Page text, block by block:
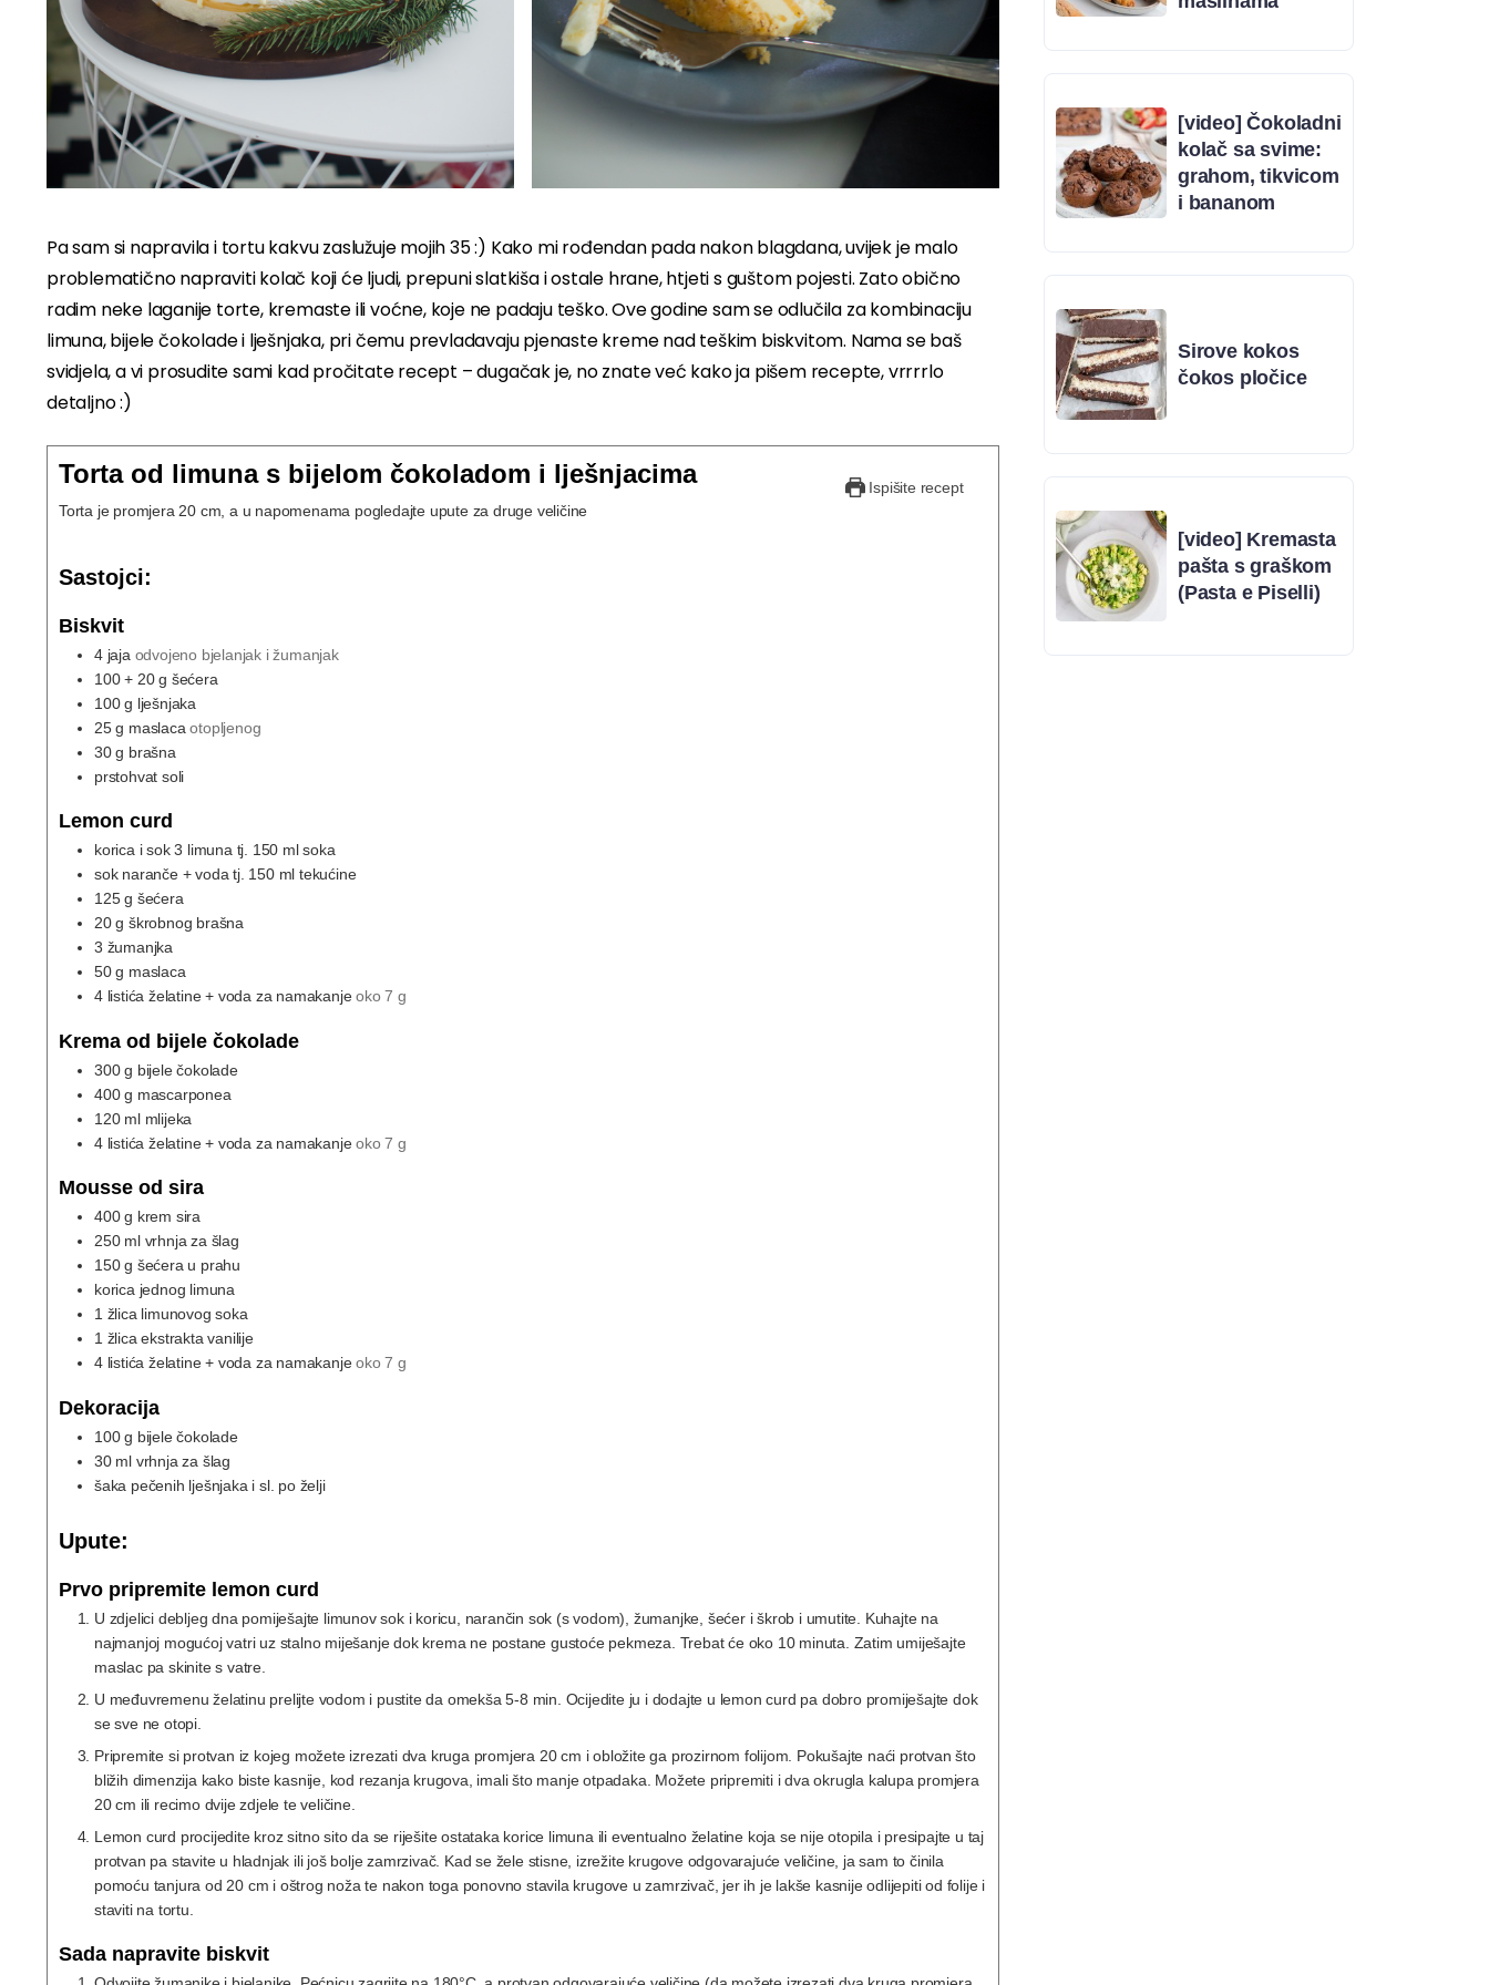
Pa sam si napravila i tortu kakvu zaslužuje mojih 35 :) Kako mi rođendan pada nakon blagdana, uvijek je malo
problematično napraviti kolač koji će ljudi, prepuni slatkiša i ostale hrane, htjeti s guštom pojesti. Zato obično
radim neke laganije torte, kremaste ili voćne, koje ne padaju teško. Ove godine sam se odlučila za kombinaciju
limuna, bijele čokolade i lješnjaka, pri čemu prevladavaju pjenaste kreme nad teškim biskvitom. Nama se baš
svidjela, a vi prosudite sami kad pročitate recept – dugačak je, no znate već kako ja pišem recepte, vrrrrlo
detaljno :)
Ispišite recept
Torta od limuna s bijelom čokoladom i lješnjacima
Torta je promjera 20 cm, a u napomenama pogledajte upute za druge veličine
Sastojci:
Biskvit
4 jaja odvojeno bjelanjak i žumanjak
100 + 20 g šećera
100 g lješnjaka
25 g maslaca otopljenog
30 g brašna
prstohvat soli
Lemon curd
korica i sok 3 limuna tj. 150 ml soka
sok naranče + voda tj. 150 ml tekućine
125 g šećera
20 g škrobnog brašna
3 žumanjka
50 g maslaca
4 listića želatine + voda za namakanje oko 7 g
Krema od bijele čokolade
300 g bijele čokolade
400 g mascarponea
120 ml mlijeka
4 listića želatine + voda za namakanje oko 7 g
Mousse od sira
400 g krem sira
250 ml vrhnja za šlag
150 g šećera u prahu
korica jednog limuna
1 žlica limunovog soka
1 žlica ekstrakta vanilije
4 listića želatine + voda za namakanje oko 7 g
Dekoracija
100 g bijele čokolade
30 ml vrhnja za šlag
šaka pečenih lješnjaka i sl. po želji
Upute:
Prvo pripremite lemon curd
U zdjelici debljeg dna pomiješajte limunov sok i koricu, narančin sok (s vodom), žumanjke, šećer i škrob i umutite. Kuhajte na
najmanjoj mogućoj vatri uz stalno miješanje dok krema ne postane gustoće pekmeza. Trebat će oko 10 minuta. Zatim umiješajte
maslac pa skinite s vatre.
U međuvremenu želatinu prelijte vodom i pustite da omekša 5-8 min. Ocijedite ju i dodajte u lemon curd pa dobro promiješajte dok
se sve ne otopi.
Pripremite si protvan iz kojeg možete izrezati dva kruga promjera 20 cm i obložite ga prozirnom folijom. Pokušajte naći protvan što
bližih dimenzija kako biste kasnije, kod rezanja krugova, imali što manje otpadaka. Možete pripremiti i dva okrugla kalupa promjera
20 cm ili recimo dvije zdjele te veličine.
Lemon curd procijedite kroz sitno sito da se riješite ostataka korice limuna ili eventualno želatine koja se nije otopila i presipajte u taj
protvan pa stavite u hladnjak ili još bolje zamrzivač. Kad se žele stisne, izrežite krugove odgovarajuće veličine, ja sam to činila
pomoću tanjura od 20 cm i oštrog noža te nakon toga ponovno stavila krugove u zamrzivač, jer ih je lakše kasnije odlijepiti od folije i
staviti na tortu.
Sada napravite biskvit
[video] Čokoladni
kolač sa svime:
grahom, tikvicom
i bananom
Sirove kokos
čokos pločice
[video] Kremasta
pašta s graškom
(Pasta e Piselli)